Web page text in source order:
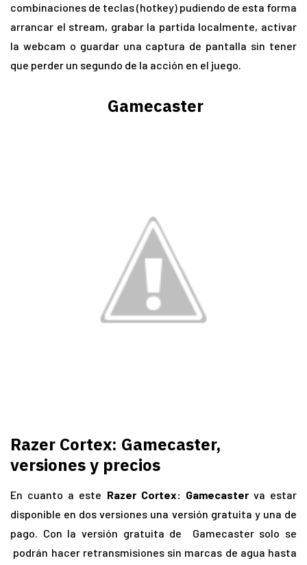
combinaciones de teclas (hotkey) pudiendo de esta forma
arrancar el stream, grabar la partida localmente, activar
la webcam o guardar una captura de pantalla sin tener
que perder un segundo de la acción en el juego.
Gamecaster
Razer Cortex: Gamecaster,
versiones y precios
En cuanto a este Razer Cortex: Gamecasterva estar
disponible en dos versiones una versión gratuita y una de
pago. Con la versión gratuita de Gamecaster solo se
podrán hacer retransmisiones sin marcas de agua hasta